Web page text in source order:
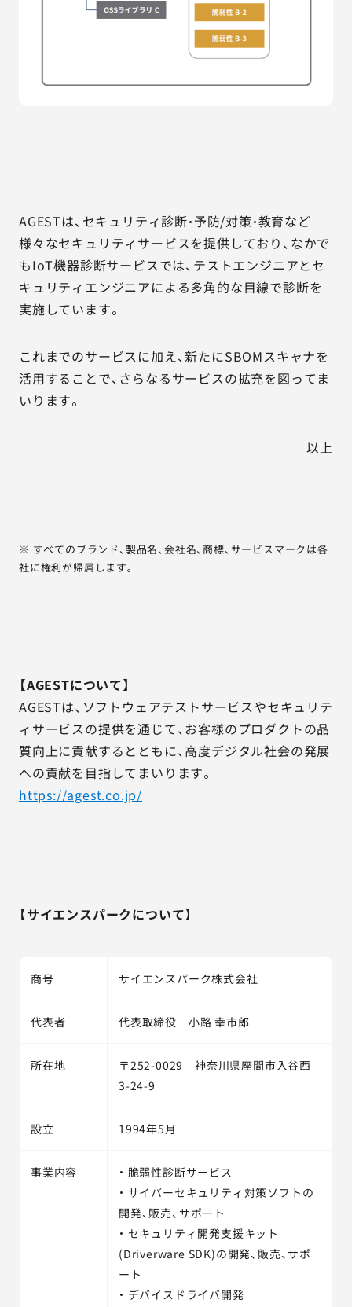
AGESTは、セキュリティ診断・予防/対策・教育など
様々なセキュリティサービスを提供しており、なかで
もIoT機器診断サービスでは、テストエンジニアとセ
キュリティエンジニアによる多角的な目線で診断を
実施しています。
これまでのサービスに加え、新たにSBOMスキャナを
活用することで、さらなるサービスの拡充を図ってま
いります。
以上
※ すべてのブランド、製品名、会社名、商標、サービスマークは各
社に権利が帰属します。
【AGESTについて】
AGESTは、ソフトウェアテストサービスやセキュリテ
ィサービスの提供を通じて、お客様のプロダクトの品
質向上に貢献するとともに、高度デジタル社会の発展
への貢献を目指してまいります。
https://agest.co.jp/
【サイエンスパークについて】
商号 サイエンスパーク株式会社
代表者 代表取締役 小路 幸市郎
所在地
〒252-0029 神奈川県座間市入谷西
3-24-9
設立 1994年5月
事業内容
・ 脆弱性診断サービス
・ サイバーセキュリティ対策ソフトの
開発、販売、サポート
・ セキュリティ開発支援キット
(Driverware SDK)の開発、販売、サポ
ート
・ デバイスドライバ開発